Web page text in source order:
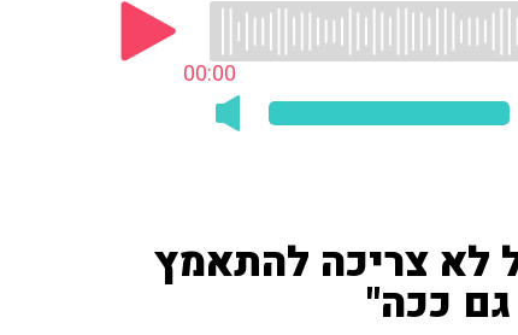
00:00
לא צריכה להתאמץ
גם ככה"